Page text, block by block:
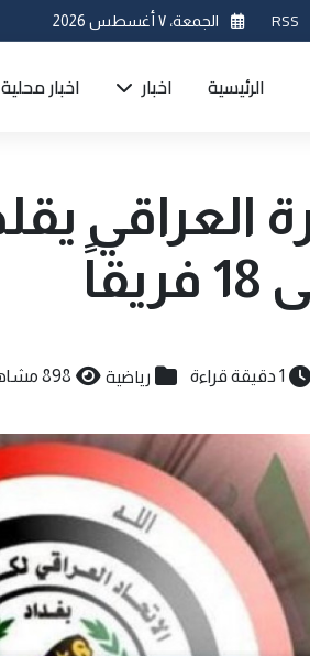
RSS الجمعة، ٧ أغسطس 2026
الرئيسية اخبار اخبار محلية
العراقي
1 دقيقة قراءة رياضية 898 مشاهدة